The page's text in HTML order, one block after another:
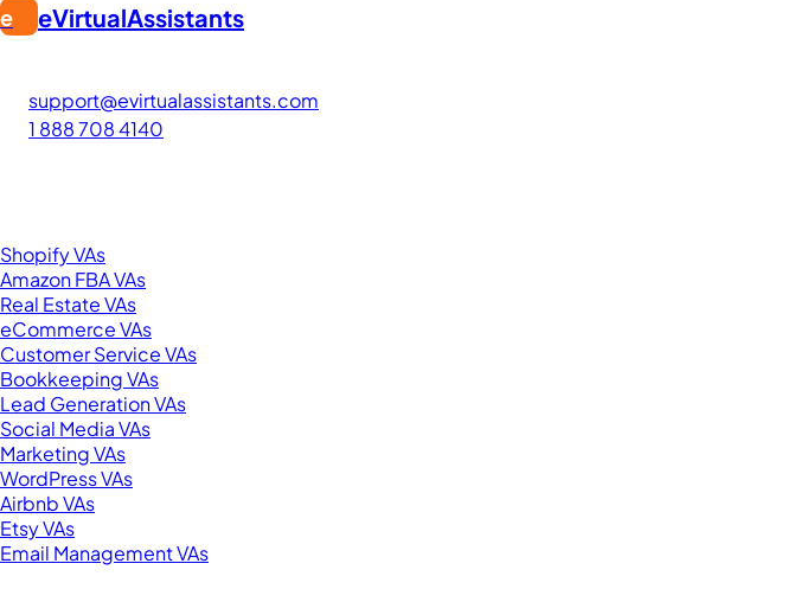
e eVirtualAssistants
support@evirtualassistants.com
1 888 708 4140
Shopify VAs
Amazon FBA VAs
Real Estate VAs
eCommerce VAs
Customer Service VAs
Bookkeeping VAs
Lead Generation VAs
Social Media VAs
Marketing VAs
WordPress VAs
Airbnb VAs
Etsy VAs
Email Management VAs